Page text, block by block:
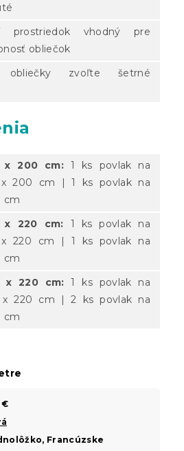
prostriedok vhodný pre
obliečok
zvoľte šetrné
x 200 cm: 1 ks povlak na
x 200 cm | 1 ks povlak na
cm
x 220 cm: 1 ks povlak na
x 220 cm | 1 ks povlak na
cm
x 220 cm: 1 ks povlak na
x 220 cm | 2 ks povlak na
cm
€
Francúzske